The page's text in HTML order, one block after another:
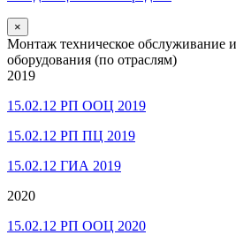
×
Монтаж техническое обслуживание
оборудования (по отраслям)
2019
15.02.12 РП ООЦ 2019
15.02.12 РП ПЦ 2019
15.02.12 ГИА 2019
2020
15.02.12 РП ООЦ 2020